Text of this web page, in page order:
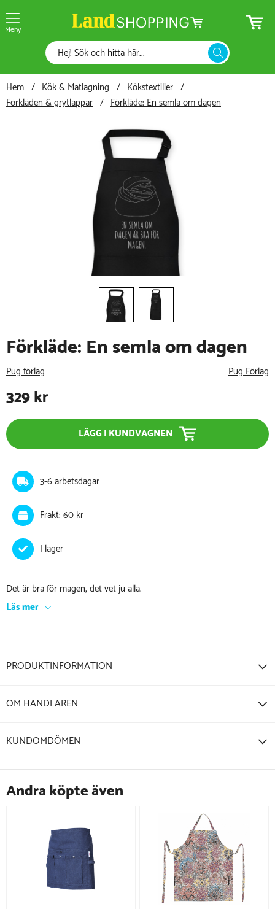
Meny
Hem Kök & Matlagning
Kökstextilier
Förkläden & grytlappar
Förkläde: En semla om dagen
Förkläde: En semla om dagen
Pug förlag Pug Förlag
329kr
LÄGG I KUNDVAGNEN
3-6 arbetsdagar
Frakt: 60 kr
Det är bra för magen, det vet ju alla.
Läs mer
PRODUKTINFORMATION
OM HANDLAREN
KUNDOMDÖMEN
Andra köpte även